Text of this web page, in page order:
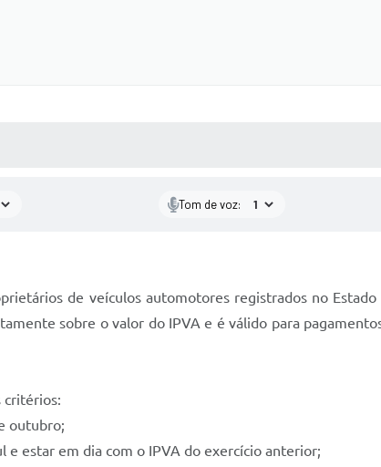
Tom de voz:
de veículos automotores registrados no
sobre o valor do IPVA e é válido para
critérios:
outubro;
estar em dia com o IPVA do exercício anterior;